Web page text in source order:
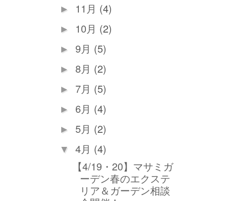
► 11月 (4)
► 10月 (2)
► 9月 (5)
► 8月 (2)
► 7月 (5)
► 6月 (4)
► 5月 (2)
▼ 4月 (4)
【4/19・20】マサミガ
ーデン春のエクステ
リア＆ガーデン相談